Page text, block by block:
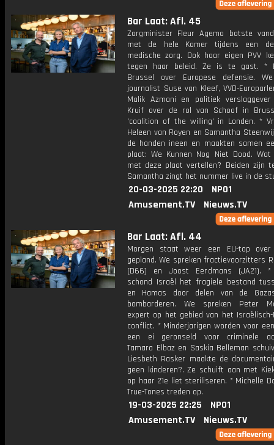
Bar Laat: Afl. 45
Zorgminister Fleur Agema botste
met de hele Kamer tijdens een
medische zorg. Ook haar eigen PVV
tegen haar beleid. Ze is te gast. *
Brussel over Europese defensie.
journalist Suse van Kleef, VVD-
Malik Azmani en politiek
Kruif over de rol van Schoof in
'coalition of the willing' in Londen. *
Heleen van Royen en Samantha
de handen ineen en maakten samen
plaat: We Kunnen Nog Niet Dood.
met deze plaat vertellen? Beiden zijn
Samantha zingt het nummer live in de
20-03-2025 22:20
NPO1
Amusement.TV
Nieuws.TV
Bar Laat: Afl. 44
Morgen staat weer een EU-top over
gepland. We spreken fractievoorzitters
(D66) en Joost Eerdmans (JA21). *
schond Israël het fragiele bestand
en Hamas door delen van de
bombarderen. We spreken Peter
expert op het gebied van het
conflict. * Minderjarigen worden voor
een ei geronseld voor criminele
Tamara Elbaz en Saskia Belleman
Liesbeth Rasker maakte de
geen kinderen?. Ze schuift aan met
op haar 21e liet steriliseren. * Michelle
True-Tones treden op.
19-03-2025 22:25
NPO1
Amusement.TV
Nieuws.TV